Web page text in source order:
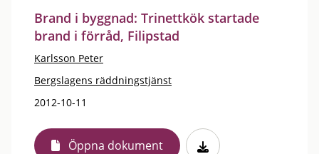
Brand i byggnad: Trinettkök startade
brand i förråd, Filipstad
Karlsson Peter
Bergslagens räddningstjänst
2012-10-11
Öppna dokument